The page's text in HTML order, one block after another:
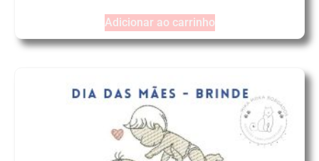
Adicionar ao carrinho